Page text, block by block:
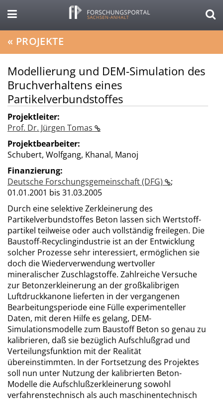
« PROJEKTE
Modellierung und DEM-Simulation des
Bruchverhaltens eines
Partikelverbundstoffes
Projektleiter:
Prof. Dr. Jürgen Tomas
Projektbearbeiter:
Schubert, Wolfgang, Khanal, Manoj
Finanzierung:
Deutsche Forschungsgemeinschaft (DFG)
;
01.01.2001 bis 31.03.2005
Durch eine selektive Zerkleinerung des
Partikelverbundstoffes Beton lassen sich Wertstoff-
partikel teilweise oder auch vollständig freilegen. Die
Baustoff-Recyclingindustrie ist an der Entwicklung
solcher Prozesse sehr interessiert, ermöglichen sie
doch die Wiederverwendung wertvoller
mineralischer Zuschlagstoffe. Zahlreiche Versuche
zur Betonzerkleinerung an der großkalibrigen
Luftdruckkanone lieferten in der vergangenen
Bearbeitungsperiode eine Fülle experimenteller
Daten, mit deren Hilfe es gelang, DEM-
Simulationsmodelle zum Baustoff Beton so genau zu
kalibrieren, daß sie bezüglich Aufschlußgrad und
Verteilungsfunktion mit der Realität
übereinstimmten. In der Fortsetzung des Projektes
soll nun unter Nutzung der kalibrierten Beton-
Modelle die Aufschlußzerkleinerung sowohl
verfahrenstechnisch als auch maschinentechnisch